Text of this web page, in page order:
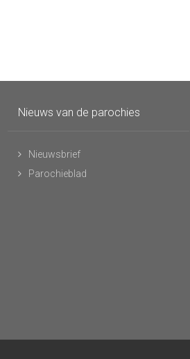
Nieuws van de parochies
Nieuwsbrief
Parochieblad